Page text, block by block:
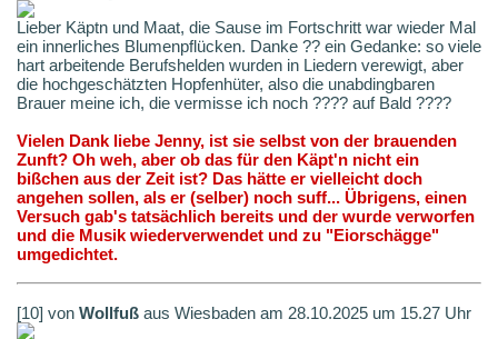
Lieber Käptn und Maat, die Sause im Fortschritt war wieder Mal
ein innerliches Blumenpflücken. Danke ?? ein Gedanke: so viele
hart arbeitende Berufshelden wurden in Liedern verewigt, aber
die hochgeschätzten Hopfenhüter, also die unabdingbaren
Brauer meine ich, die vermisse ich noch ???? auf Bald ????
Vielen Dank liebe Jenny, ist sie selbst von der brauenden
Zunft? Oh weh, aber ob das für den Käpt'n nicht ein
bißchen aus der Zeit ist? Das hätte er vielleicht doch
angehen sollen, als er (selber) noch suff... Übrigens, einen
Versuch gab's tatsächlich bereits und der wurde verworfen
und die Musik wiederverwendet und zu "Eiorschägge"
umgedichtet.
[10] von Wollfuß aus Wiesbaden am 28.10.2025 um 15.27 Uhr